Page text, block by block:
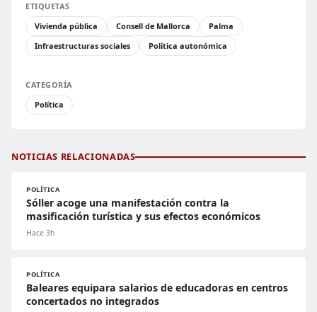
ETIQUETAS
Vivienda pública
Consell de Mallorca
Palma
Infraestructuras sociales
Política autonómica
CATEGORÍA
Política
NOTICIAS RELACIONADAS
POLÍTICA
Sóller acoge una manifestación contra la
masificación turística y sus efectos económicos
Hace 3h
POLÍTICA
Baleares equipara salarios de educadoras en centros
concertados no integrados